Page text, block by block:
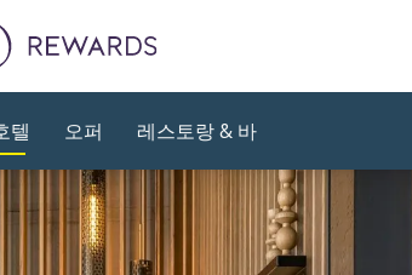
텔 오퍼 레스토랑 & 바